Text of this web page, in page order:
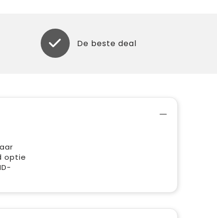
De beste deal
optie